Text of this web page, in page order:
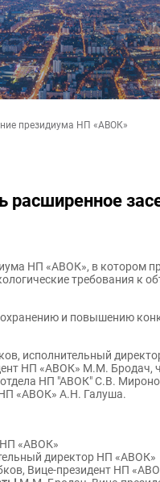
президиума НП «АВОК»
расширенное
НП «АВОК», в котором
требования к
и повышению
исполнительный
НП «АВОК» М.М. Бродач,
НП "АВОК" С.В.
«АВОК» А.Н. Галуша.
«АВОК»
директор НП «АВОК»
Вице-президент НП